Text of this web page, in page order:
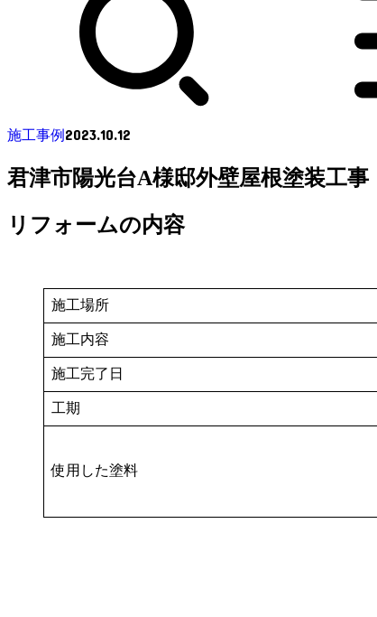
施工事例 2023.10.12
君津市陽光台A様邸外壁屋根塗装工事
リフォームの内容
施工場所
施工内容
施工完了日
工期
使用した塗料